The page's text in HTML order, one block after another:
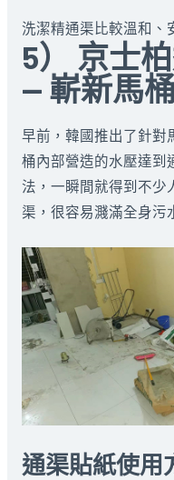
洗潔精通渠比較溫和、
5） 京士
— 嶄新馬桶
早前，韓國推出了針對
桶內部營造的水壓達到
法，一瞬間就得到不少
渠，很容易濺滿全身
通渠貼紙使用